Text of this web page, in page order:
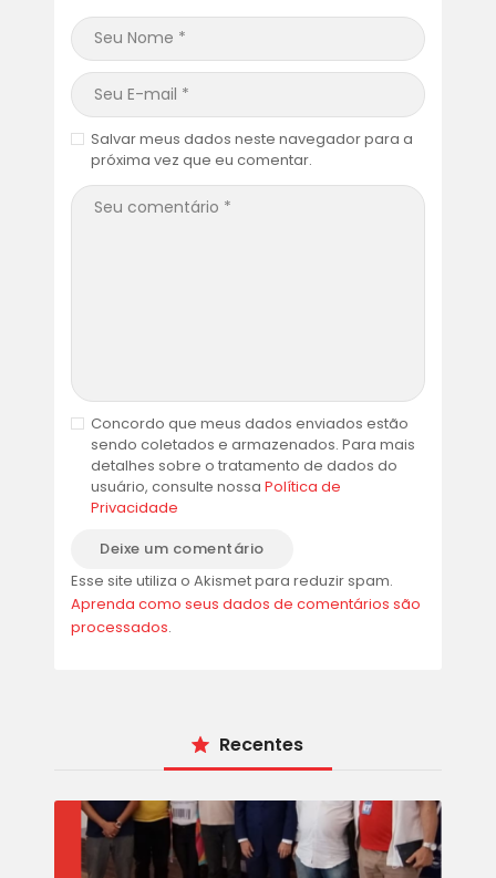
Salvar meus dados neste navegador para a
próxima vez que eu comentar.
Concordo que meus dados enviados estão
sendo coletados e armazenados. Para mais
detalhes sobre o tratamento de dados do
usuário, consulte nossaPolítica de
Privacidade
Esse site utiliza o Akismet para reduzir spam.
Aprenda como seus dados de comentários são
processados.
Recentes